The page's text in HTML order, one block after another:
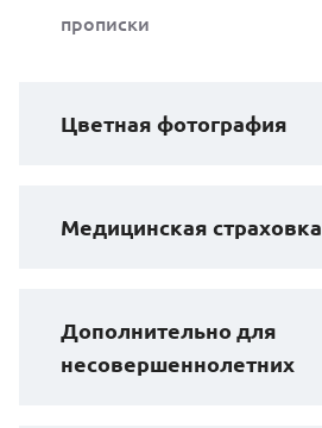
прописки
Цветная фотография
Медицинская страховка
Дополнительно для
несовершеннолетних